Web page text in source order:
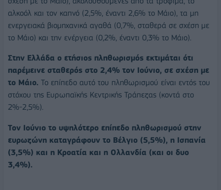
αλκοόλ και τον καπνό (2,5%, έναντι 2,6% το Μάιο), τα μη
ενεργειακά βιομηχανικά αγαθά (0,7%, σταθερά σε σχέση με
το Μάιο) και την ενέργεια (0,2%, έναντι 0,3% το Μάιο).
Στην Ελλάδα ο ετήσιος πληθωρισμός εκτιμάται ότι
παρέμεινε σταθερός στο 2,4% τον Ιούνιο, σε σχέση με
το Μάιο. Το επίπεδο αυτό του πληθωρισμού είναι εντός του
στόχου της Ευρωπαϊκής Κεντρικής Τράπεζας (κοντά στο
2%-2,5%).
Τον Ιούνιο το υψηλότερο επίπεδο πληθωρισμού στην
ευρωζώνη καταγράφουν το Βέλγιο (5,5%), η Ισπανία
(3,5%) και η Κροατία και η Ολλανδία (και οι δυο
3,4%).